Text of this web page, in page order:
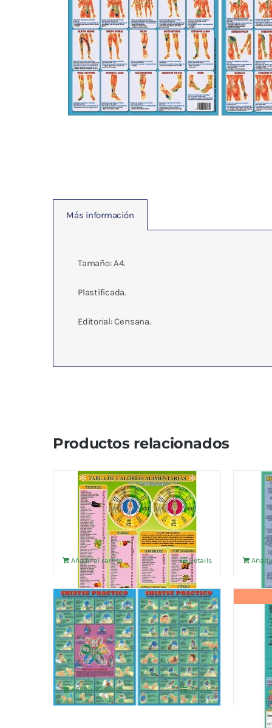
Magnetoterapia
enseñanza
Más información
Tamaño: A4.
Plastificada.
Editorial: Censana.
Productos relacionados
TABLA DE CALORIAS
ALIMENTARIAS
4,76€ IVA no incluído
Añadir al carrito Details
€
SHIATSU PRACTICO
4,76€ IVA no incluído
Añadir al carrito Details
5